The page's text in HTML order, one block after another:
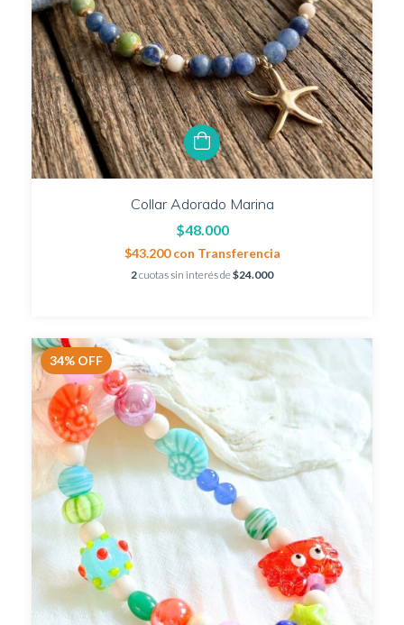
Collar Adorado Marina
$48.000
$43.200con Transferencia
2cuotas sin interés de$24.000
34% OFF